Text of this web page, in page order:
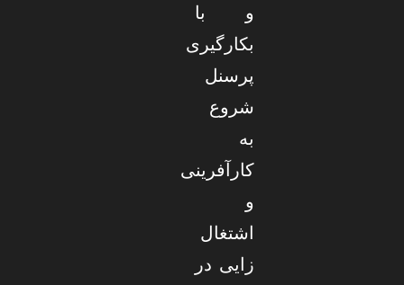
و با
بکارگیری
پرسنل
شروع
به
کارآفرینی
و
اشتغال
زایی در